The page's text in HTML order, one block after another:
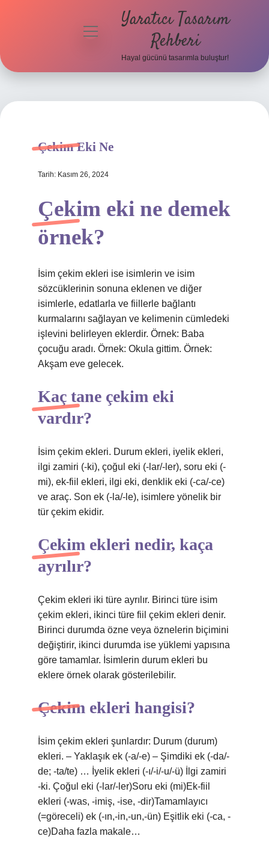
menüyü
Yaratıcı Tasarım
Rehberi
Hayal gücünü tasarımla buluştur!
Çekim Eki Ne
Tarih: Kasım 26, 2024
Çekim eki ne demek
örnek?
İsim çekim ekleri ise isimlerin ve isim
sözcüklerinin sonuna eklenen ve diğer
isimlerle, edatlarla ve fiillerle bağlantı
kurmalarını sağlayan ve kelimenin cümledeki
işlevini belirleyen eklerdir. Örnek: Baba
çocuğu aradı. Örnek: Okula gittim. Örnek:
Akşam eve gelecek.
Kaç tane çekim eki
vardır?
İsim çekim ekleri. Durum ekleri, iyelik ekleri,
ilgi zamiri (-ki), çoğul eki (-lar/-ler), soru eki (-
mi), ek-fiil ekleri, ilgi eki, denklik eki (-ca/-ce)
ve araç. Son ek (-la/-le), isimlere yönelik bir
tür çekim ekidir.
Çekim ekleri nedir, kaça
ayrılır?
Çekim ekleri iki türe ayrılır. Birinci türe isim
çekim ekleri, ikinci türe fiil çekim ekleri denir.
Birinci durumda özne veya öznelerin biçimini
değiştirir, ikinci durumda ise yüklemi yapısına
göre tamamlar. İsimlerin durum ekleri bu
eklere örnek olarak gösterilebilir.
Çekim ekleri hangisi?
İsim çekim ekleri şunlardır: Durum (durum)
ekleri. – Yaklaşık ek (-a/-e) – Şimdiki ek (-da/-
de; -ta/te) … İyelik ekleri (-ı/-i/-u/-ü) İlgi zamiri
-ki. Çoğul eki (-lar/-ler)Soru eki (mi)Ek-fiil
ekleri (-was, -imiş, -ise, -dir)Tamamlayıcı
(=göreceli) ek (-ın,-in,-un,-ün) Eşitlik eki (-ca, -
ce)Daha fazla makale…